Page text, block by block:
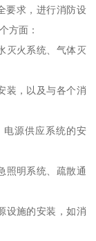
要求，进行消防设
方面：
灭火系统、气体灭
装，以及与各个消
电源供应系统的安
照明系统、疏散通
设施的安装，如消